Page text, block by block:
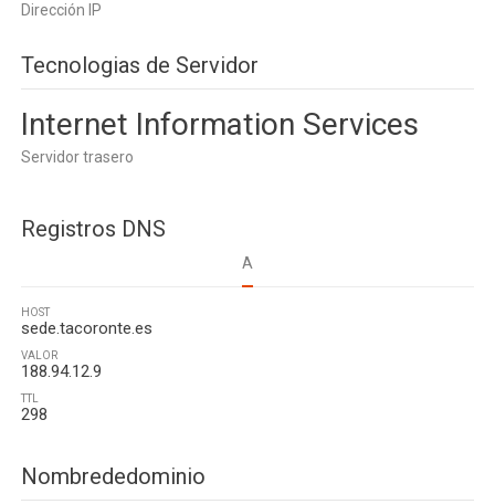
Dirección IP
Tecnologias de Servidor
Internet Information Services
Servidor trasero
Registros DNS
A
HOST
sede.tacoronte.es
VALOR
188.94.12.9
TTL
298
Nombrededominio